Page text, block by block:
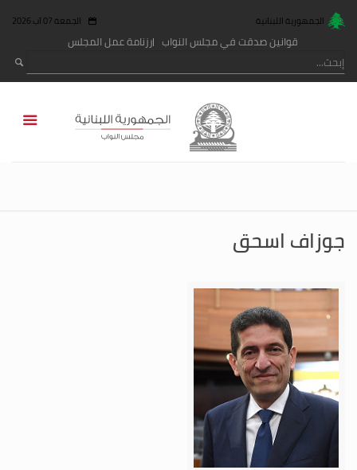
الجمهورية اللبنانية الجمعة 07 آب 2026
قوانين صدقت في مجلس النواب رزنامة عمل المجلس
جوزاف اسحق